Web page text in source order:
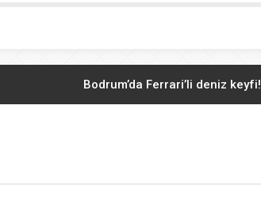
Bodrum’da Ferrari’li deniz keyfi!